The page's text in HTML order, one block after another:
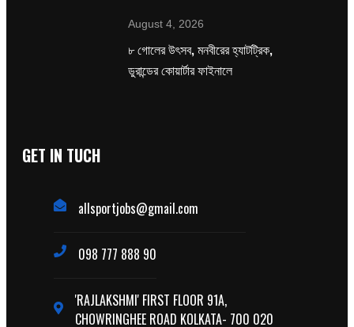
August 4, 2026
৮ গোলের উৎসব, মনবীরের হ্যাটট্রিক,
ডুরান্ডের কোয়ার্টার ফাইনালে
GET IN TUCH
allsportjobs@gmail.com
098 777 888 90
'RAJLAKSHMI' FIRST FLOOR 91A,
CHOWRINGHEE ROAD KOLKATA- 700 020